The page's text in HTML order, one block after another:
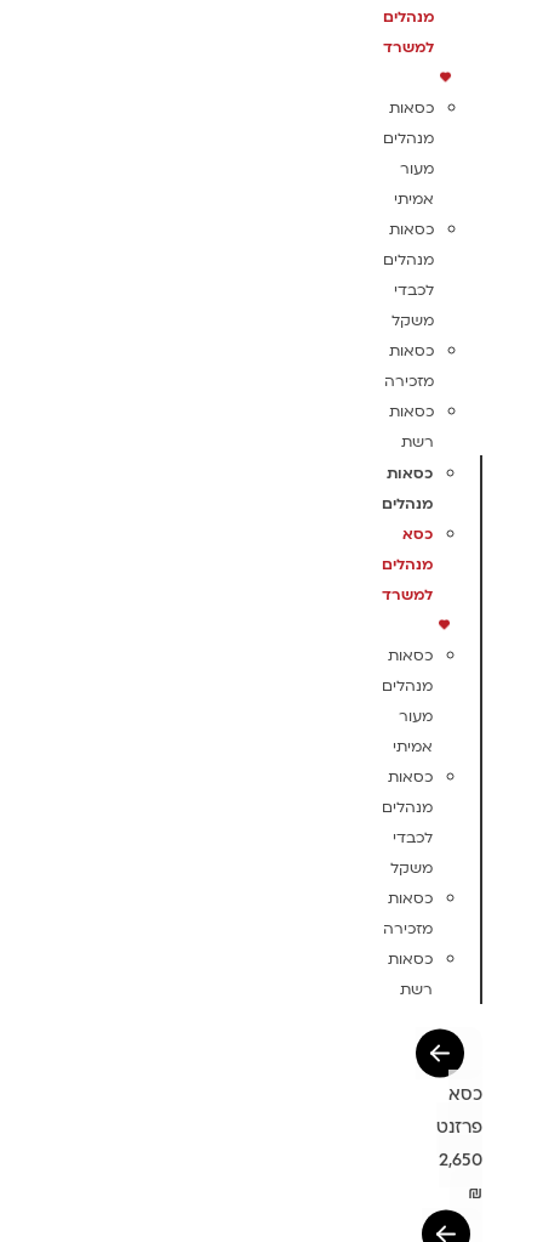
מנהלים
למשרד
כסאות
מנהלים
מעור
אמיתי
כסאות
מנהלים
לכבדי
משקל
כסאות
מזכירה
כסאות
רשת
כסאות
מנהלים
כסא
מנהלים
למשרד
כסאות
מנהלים
מעור
אמיתי
כסאות
מנהלים
לכבדי
משקל
כסאות
מזכירה
כסאות
רשת
כסא
פרזנט
2,650
₪